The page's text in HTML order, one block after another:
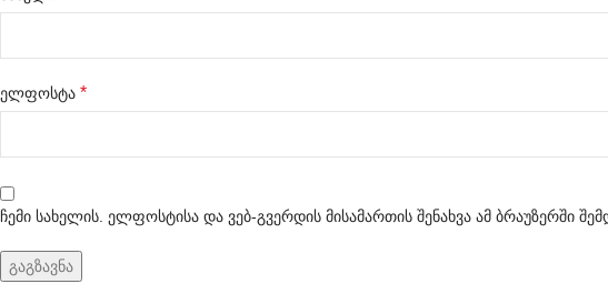
ელფოსტა *
ჩემი სახელის. ელფოსტისა და ვებ-გვერდის მისამართის შენახვა ამ ბრაუზერში